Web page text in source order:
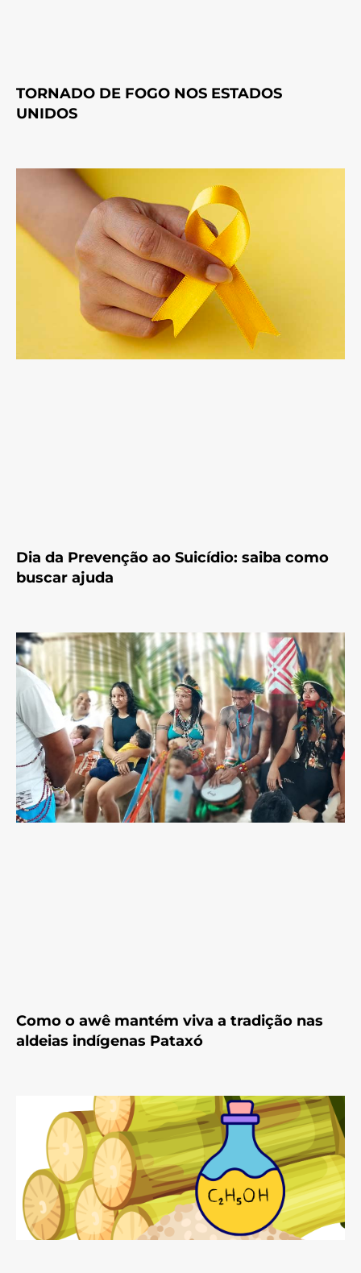
TORNADO DE FOGO NOS ESTADOS
UNIDOS
Dia da Prevenção ao Suicídio: saiba como
buscar ajuda
Como o awê mantém viva a tradição nas
aldeias indígenas Pataxó